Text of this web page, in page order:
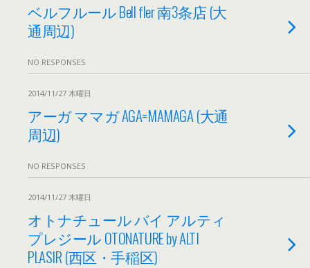
ベルフルール Bell fler 南3条店 (大
通周辺)
NO RESPONSES
2014/11/27 木曜日
アーガ ママガ AGA=MAMAGA (大通
周辺)
NO RESPONSES
2014/11/27 木曜日
オトナチュール バイ アルティ
プレジール OTONATURE by ALTI
PLASIR (西区・手稲区)